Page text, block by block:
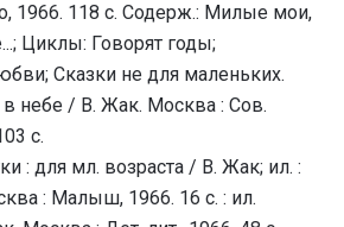
1966. 118 с. Содерж.: Милые мои,
Циклы: Говорят годы;
Сказки не для маленьких.
небе / В. Жак. Москва : Сов.
с.
: для мл. возраста / В. Жак; ил. :
: Малыш, 1966. 16 с. : ил.